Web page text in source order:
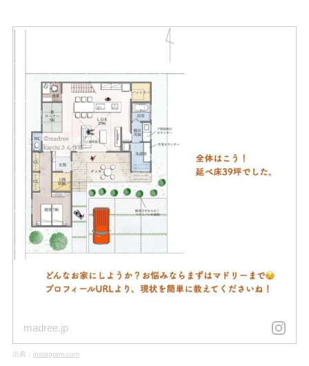
madree.jp
出典： instagram.com